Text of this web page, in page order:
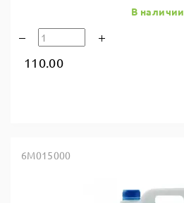
В наличии
110.00
6M015000